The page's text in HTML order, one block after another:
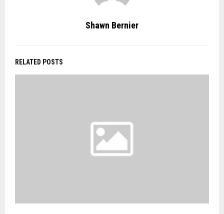
Shawn Bernier
RELATED POSTS